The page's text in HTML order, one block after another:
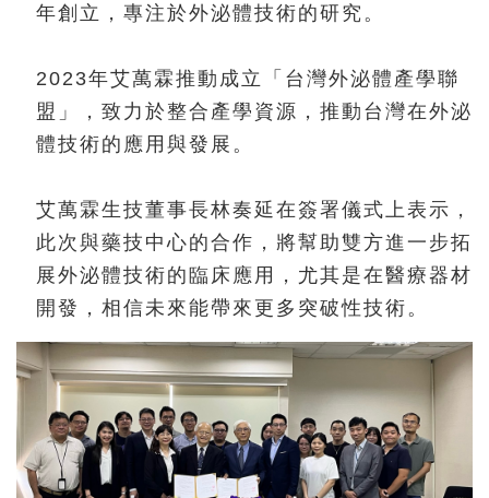
年創立，專注於外泌體技術的研究。
2023年艾萬霖推動成立「台灣外泌體產學聯
盟」，致力於整合產學資源，推動台灣在外泌
體技術的應用與發展。
艾萬霖生技董事長林奏延在簽署儀式上表示，
此次與藥技中心的合作，將幫助雙方進一步拓
展外泌體技術的臨床應用，尤其是在醫療器材
開發，相信未來能帶來更多突破性技術。